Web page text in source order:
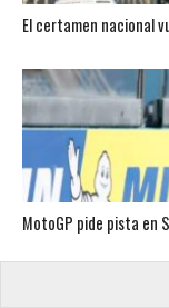
El certamen nacional
MotoGP pide pista en